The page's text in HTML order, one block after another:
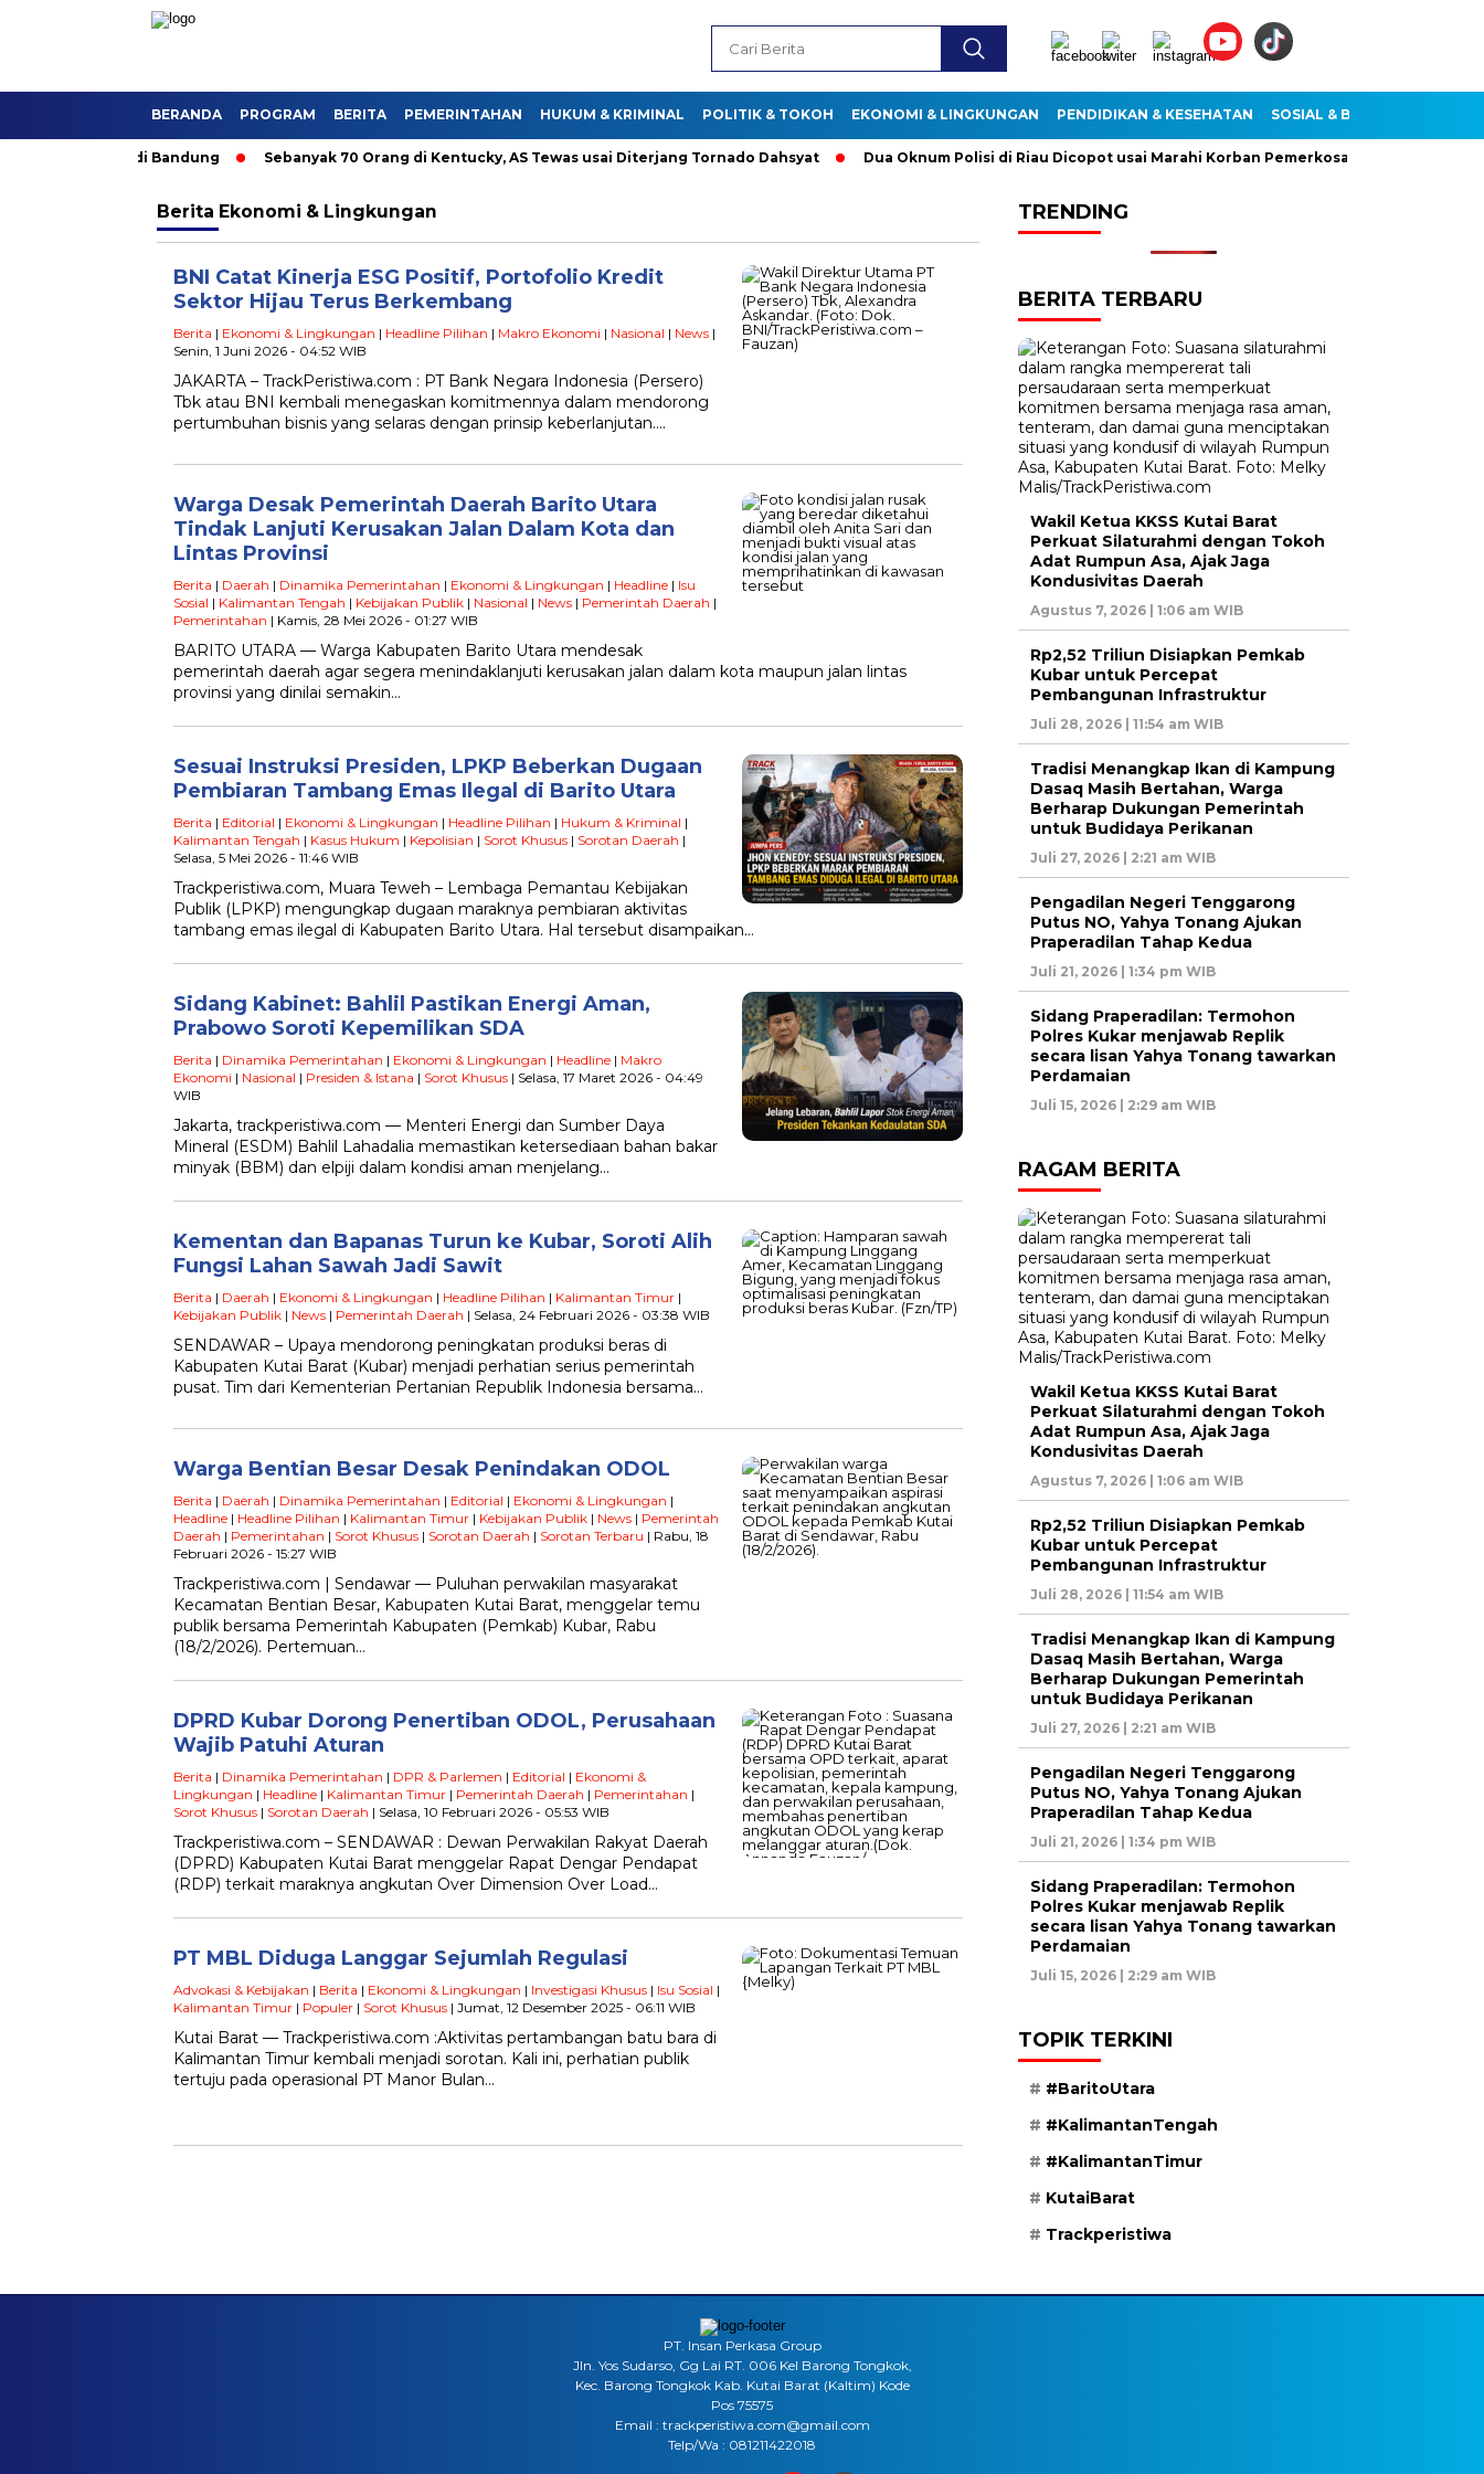
BERANDA PROGRAM BERITA PEMERINTAHAN HUKUM & KRIMINAL POLITIK & TOKOH EKONOMI & LINGKUNGAN PENDIDIKAN & KESEHATAN SOSIAL & BUDAYA
Umum di Bandung Sebanyak 70 Orang di Kentucky, AS Tewas usai Diterjang Tornado Dahsyat Dua Oknum Polisi di Riau Dicopot usai Marahi Korban Pemerkosaan
Berita Ekonomi & Lingkungan
BNI Catat Kinerja ESG Positif, Portofolio Kredit
Sektor Hijau Terus Berkembang
Berita | Ekonomi & Lingkungan | Headline Pilihan | Makro Ekonomi | Nasional | News |
Senin, 1 Juni 2026 - 04:52 WIB
JAKARTA – TrackPeristiwa.com : PT Bank Negara Indonesia (Persero)
Tbk atau BNI kembali menegaskan komitmennya dalam mendorong
pertumbuhan bisnis yang selaras dengan prinsip keberlanjutan….
Warga Desak Pemerintah Daerah Barito Utara
Tindak Lanjuti Kerusakan Jalan Dalam Kota dan
Lintas Provinsi
Berita | Daerah | Dinamika Pemerintahan | Ekonomi & Lingkungan | Headline | Isu
Sosial | Kalimantan Tengah | Kebijakan Publik | Nasional | News | Pemerintah Daerah |
Pemerintahan | Kamis, 28 Mei 2026 - 01:27 WIB
BARITO UTARA — Warga Kabupaten Barito Utara mendesak
pemerintah daerah agar segera menindaklanjuti kerusakan jalan dalam kota maupun jalan lintas
provinsi yang dinilai semakin…
Sesuai Instruksi Presiden, LPKP Beberkan Dugaan
Pembiaran Tambang Emas Ilegal di Barito Utara
Berita | Editorial | Ekonomi & Lingkungan | Headline Pilihan | Hukum & Kriminal |
Kalimantan Tengah | Kasus Hukum | Kepolisian | Sorot Khusus | Sorotan Daerah |
Selasa, 5 Mei 2026 - 11:46 WIB
Trackperistiwa.com, Muara Teweh – Lembaga Pemantau Kebijakan
Publik (LPKP) mengungkap dugaan maraknya pembiaran aktivitas
tambang emas ilegal di Kabupaten Barito Utara. Hal tersebut disampaikan…
Sidang Kabinet: Bahlil Pastikan Energi Aman,
Prabowo Soroti Kepemilikan SDA
Berita | Dinamika Pemerintahan | Ekonomi & Lingkungan | Headline | Makro
Ekonomi | Nasional | Presiden & Istana | Sorot Khusus | Selasa, 17 Maret 2026 - 04:49
WIB
Jakarta, trackperistiwa.com — Menteri Energi dan Sumber Daya
Mineral (ESDM) Bahlil Lahadalia memastikan ketersediaan bahan bakar
minyak (BBM) dan elpiji dalam kondisi aman menjelang…
Kementan dan Bapanas Turun ke Kubar, Soroti Alih
Fungsi Lahan Sawah Jadi Sawit
Berita | Daerah | Ekonomi & Lingkungan | Headline Pilihan | Kalimantan Timur |
Kebijakan Publik | News | Pemerintah Daerah | Selasa, 24 Februari 2026 - 03:38 WIB
SENDAWAR – Upaya mendorong peningkatan produksi beras di
Kabupaten Kutai Barat (Kubar) menjadi perhatian serius pemerintah
pusat. Tim dari Kementerian Pertanian Republik Indonesia bersama…
Warga Bentian Besar Desak Penindakan ODOL
Berita | Daerah | Dinamika Pemerintahan | Editorial | Ekonomi & Lingkungan |
Headline | Headline Pilihan | Kalimantan Timur | Kebijakan Publik | News | Pemerintah
Daerah | Pemerintahan | Sorot Khusus | Sorotan Daerah | Sorotan Terbaru | Rabu, 18
Februari 2026 - 15:27 WIB
Trackperistiwa.com | Sendawar — Puluhan perwakilan masyarakat
Kecamatan Bentian Besar, Kabupaten Kutai Barat, menggelar temu
publik bersama Pemerintah Kabupaten (Pemkab) Kubar, Rabu
(18/2/2026). Pertemuan…
DPRD Kubar Dorong Penertiban ODOL, Perusahaan
Wajib Patuhi Aturan
Berita | Dinamika Pemerintahan | DPR & Parlemen | Editorial | Ekonomi &
Lingkungan | Headline | Kalimantan Timur | Pemerintah Daerah | Pemerintahan |
Sorot Khusus | Sorotan Daerah | Selasa, 10 Februari 2026 - 05:53 WIB
Trackperistiwa.com – SENDAWAR : Dewan Perwakilan Rakyat Daerah
(DPRD) Kabupaten Kutai Barat menggelar Rapat Dengar Pendapat
(RDP) terkait maraknya angkutan Over Dimension Over Load…
PT MBL Diduga Langgar Sejumlah Regulasi
Advokasi & Kebijakan | Berita | Ekonomi & Lingkungan | Investigasi Khusus | Isu Sosial |
Kalimantan Timur | Populer | Sorot Khusus | Jumat, 12 Desember 2025 - 06:11 WIB
Kutai Barat — Trackperistiwa.com :Aktivitas pertambangan batu bara di
Kalimantan Timur kembali menjadi sorotan. Kali ini, perhatian publik
tertuju pada operasional PT Manor Bulan…
TRENDING
BERITA TERBARU
Wakil Ketua KKSS Kutai Barat
Perkuat Silaturahmi dengan Tokoh
Adat Rumpun Asa, Ajak Jaga
Kondusivitas Daerah
Agustus 7, 2026 | 1:06 am WIB
Rp2,52 Triliun Disiapkan Pemkab
Kubar untuk Percepat
Pembangunan Infrastruktur
Juli 28, 2026 | 11:54 am WIB
Tradisi Menangkap Ikan di Kampung
Dasaq Masih Bertahan, Warga
Berharap Dukungan Pemerintah
untuk Budidaya Perikanan
Juli 27, 2026 | 2:21 am WIB
Pengadilan Negeri Tenggarong
Putus NO, Yahya Tonang Ajukan
Praperadilan Tahap Kedua
Juli 21, 2026 | 1:34 pm WIB
Sidang Praperadilan: Termohon
Polres Kukar menjawab Replik
secara lisan Yahya Tonang tawarkan
Perdamaian
Juli 15, 2026 | 2:29 am WIB
RAGAM BERITA
Wakil Ketua KKSS Kutai Barat
Perkuat Silaturahmi dengan Tokoh
Adat Rumpun Asa, Ajak Jaga
Kondusivitas Daerah
Agustus 7, 2026 | 1:06 am WIB
Rp2,52 Triliun Disiapkan Pemkab
Kubar untuk Percepat
Pembangunan Infrastruktur
Juli 28, 2026 | 11:54 am WIB
Tradisi Menangkap Ikan di Kampung
Dasaq Masih Bertahan, Warga
Berharap Dukungan Pemerintah
untuk Budidaya Perikanan
Juli 27, 2026 | 2:21 am WIB
Pengadilan Negeri Tenggarong
Putus NO, Yahya Tonang Ajukan
Praperadilan Tahap Kedua
Juli 21, 2026 | 1:34 pm WIB
Sidang Praperadilan: Termohon
Polres Kukar menjawab Replik
secara lisan Yahya Tonang tawarkan
Perdamaian
Juli 15, 2026 | 2:29 am WIB
TOPIK TERKINI
#BaritoUtara
#KalimantanTengah
#KalimantanTimur
KutaiBarat
Trackperistiwa
PT. Insan Perkasa Group
Jln. Yos Sudarso, Gg Lai RT. 006 Kel Barong Tongkok,
Kec. Barong Tongkok Kab. Kutai Barat (Kaltim) Kode
Pos 75575
Email : trackperistiwa.com@gmail.com
Telp/Wa : 081211422018